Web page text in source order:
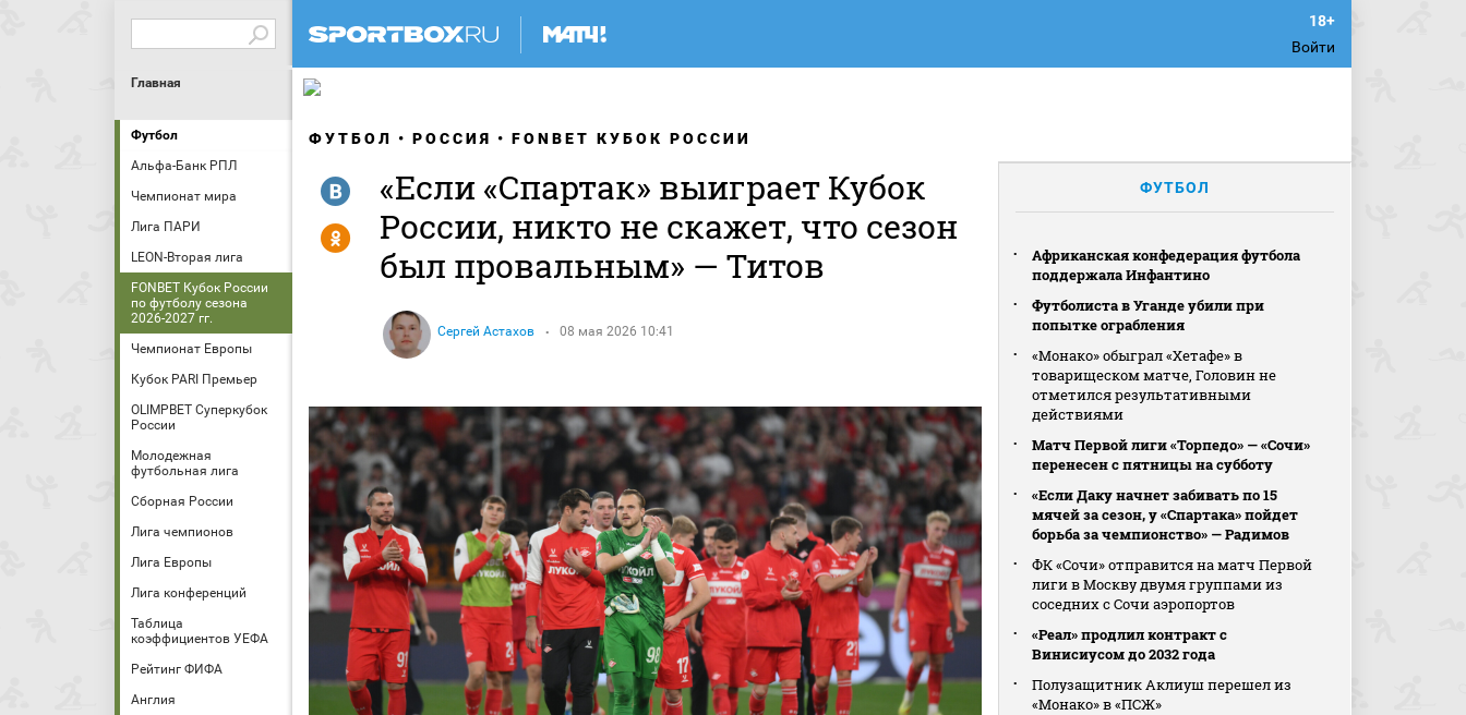
Войти
Главная
Футбол
Альфа-Банк РПЛ
Чемпионат мира
Лига ПАРИ
LEON-Вторая лига
FONBET Кубок России
по футболу сезона
2026-2027 гг.
Чемпионат Европы
Кубок PARI Премьер
OLIMPBET Суперкубок
России
Молодежная
футбольная лига
Сборная России
Лига чемпионов
Лига Европы
Лига конференций
Таблица
коэффициентов УЕФА
Рейтинг ФИФА
Англия
ФУТБОЛ РОССИЯ FONBET КУБОК РОССИИ
«Если «Спартак» выиграет Кубок
России, никто не скажет, что сезон
был провальным» — Титов
Сергей Астахов 08 мая 2026 10:41
R
Y
ФУТБОЛ
Африканская конфедерация футбола
поддержала Инфантино
Футболиста в Уганде убили при
попытке ограбления
«Монако» обыграл «Хетафе» в
товарищеском матче, Головин не
отметился результативными
действиями
Матч Первой лиги «Торпедо» — «Сочи»
перенесен с пятницы на субботу
«Если Даку начнет забивать по 15
мячей за сезон, у «Спартака» пойдет
борьба за чемпионство» — Радимов
ФК «Сочи» отправится на матч Первой
лиги в Москву двумя группами из
соседних с Сочи аэропортов
«Реал» продлил контракт с
Винисиусом до 2032 года
Полузащитник Аклиуш перешел из
«Монако» в «ПСЖ»